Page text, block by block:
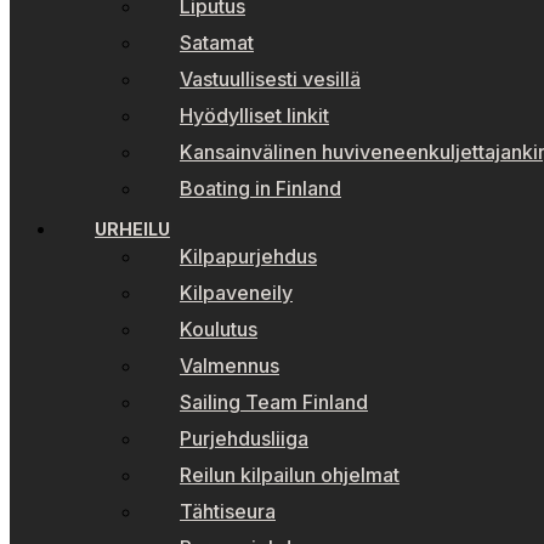
Liputus
Satamat
Vastuullisesti vesillä
Hyödylliset linkit
Kansainvälinen
Boating in Finland
URHEILU
Kilpapurjehdus
Kilpaveneily
Koulutus
Valmennus
Sailing Team Finland
Purjehdusliiga
Reilun kilpailun ohjelmat
Tähtiseura